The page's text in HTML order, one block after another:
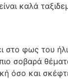
καλά
φως του
σοβαρά
όσο και